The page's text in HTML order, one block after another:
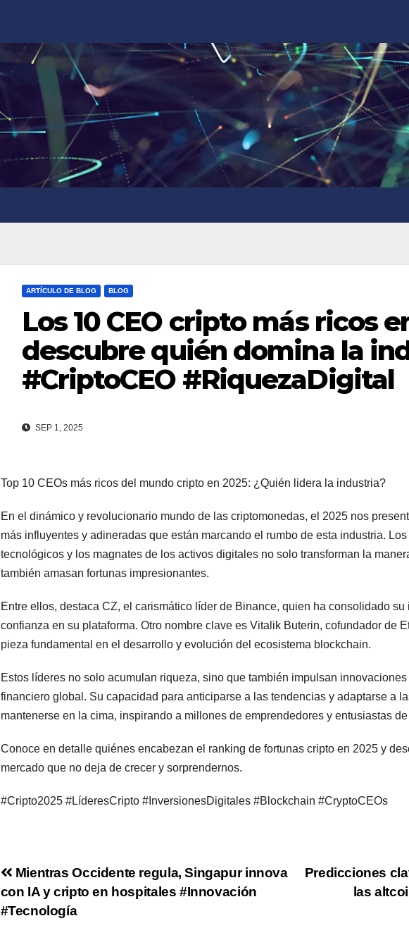
ARTÍCULO DE BLOG BLOG
Los 10 CEO cripto más ricos
descubre quién domina la
#CriptoCEO #RiquezaDigital
SEP 1, 2025
Top 10 CEOs más ricos del mundo cripto en 2025: ¿Quién lidera la industria?
En el dinámico y revolucionario mundo de las criptomonedas, el 2025 nos
más influyentes y adineradas que están marcando el rumbo de esta industria.
tecnológicos y los magnates de los activos digitales no solo transforman la
también amasan fortunas impresionantes.
Entre ellos, destaca CZ, el carismático líder de Binance, quien ha consolidado
confianza en su plataforma. Otro nombre clave es Vitalik Buterin, cofundador de
pieza fundamental en el desarrollo y evolución del ecosistema blockchain.
Estos líderes no solo acumulan riqueza, sino que también impulsan
financiero global. Su capacidad para anticiparse a las tendencias y adaptarse a
mantenerse en la cima, inspirando a millones de emprendedores y entusiastas
Conoce en detalle quiénes encabezan el ranking de fortunas cripto en 2025 y
mercado que no deja de crecer y sorprendernos.
#Cripto2025 #LíderesCripto #InversionesDigitales #Blockchain #CryptoCEOs
Post
navigation
Predicciones
las
Mientras Occidente regula, Singapur innova
con IA y cripto en hospitales #Innovación
#Tecnología